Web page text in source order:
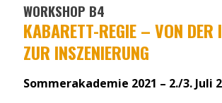
WORKSHOP B4
KABA­RETT-REGIE – VON DER
ZUR INSZE­NIE­RUNG
Sommerakademie 2021 – 2./3. Juli